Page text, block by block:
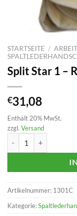
STARTSEITE /
Split Star 1 –
€31,08
Enthält 20% MwSt.
zzgl. Versand
Artikelnummer: 1301C
Kategorie: